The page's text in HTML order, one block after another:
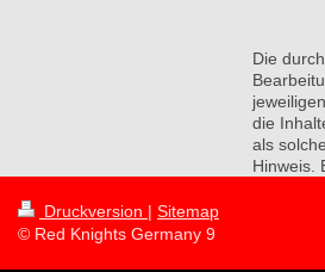
Die
die
als
Hinweis.
Druckversion | Sitemap
© Red Knights Germany 9